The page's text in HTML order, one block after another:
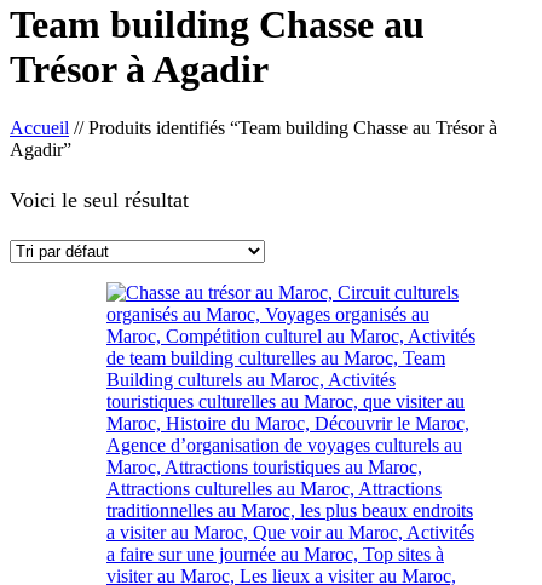
Team building Chasse au
Trésor à Agadir
Accueil //Produits identifiés “Team building Chasse au Trésor à
Agadir”
Voici le seul résultat